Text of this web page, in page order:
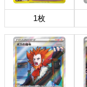
1枚